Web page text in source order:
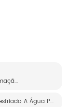
Armazenamento A Frio Na Indústria De Transformação De Bebidas | Hstarschiller.com
Resfriador De Parafuso Inundado Resfriado A Água Para Projeto De Laticínios